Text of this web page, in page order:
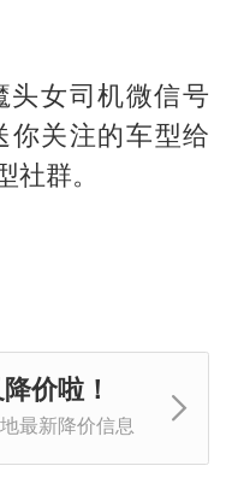
头女司机微信号
你关注的车型给
群。
价啦！
最新降价信息